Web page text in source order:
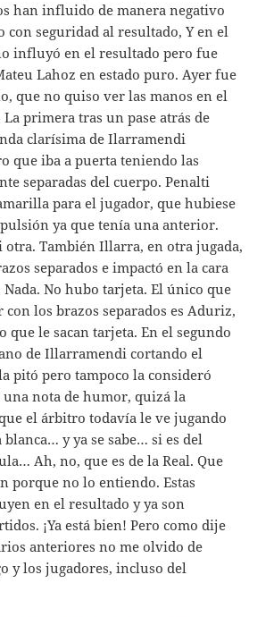
han influido de manera negativo
con seguridad al resultado, Y en el
influyó en el resultado pero fue
Lahoz en estado puro. Ayer fue
que no quiso ver las manos en el
La primera tras un pase atrás de
clarísima de Ilarramendi
que iba a puerta teniendo las
separadas del cuerpo. Penalti
para el jugador, que hubiese
ya que tenía una anterior.
otra. También Illarra, en otra jugada,
separados e impactó en la cara
Nada. No hubo tarjeta. El único que
con los brazos separados es Aduriz,
que le sacan tarjeta. En el segundo
de Illarramendi cortando el
pitó pero tampoco la consideró
una nota de humor, quizá la
el árbitro todavía le ve jugando
blanca… y ya se sabe… si es del
Ah, no, que es de la Real. Que
porque no lo entiendo. Estas
en el resultado y ya son
¡Ya está bien! Pero como dije
anteriores no me olvido de
y los jugadores, incluso del